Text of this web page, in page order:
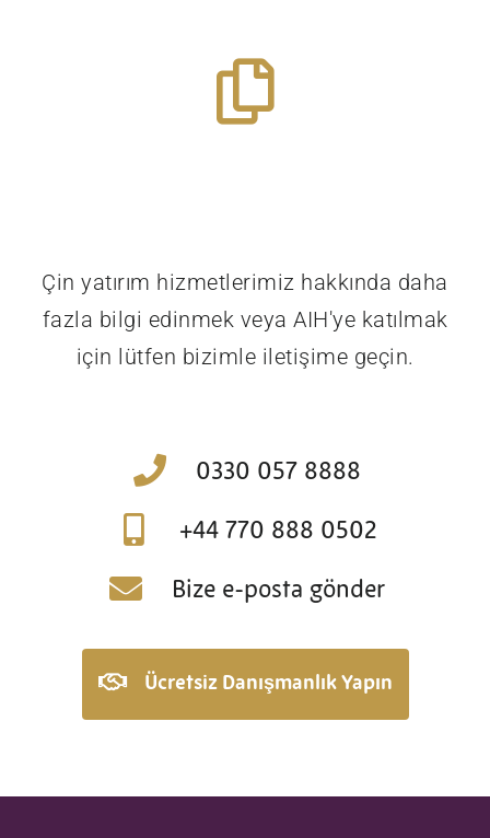
Daha fazlasını bul
Çin yatırım hizmetlerimiz hakkında daha
fazla bilgi edinmek veya AIH'ye katılmak
için lütfen bizimle iletişime geçin.
0330 057 8888
+44 770 888 0502
Bize e-posta gönder
Ücretsiz Danışmanlık Yapın